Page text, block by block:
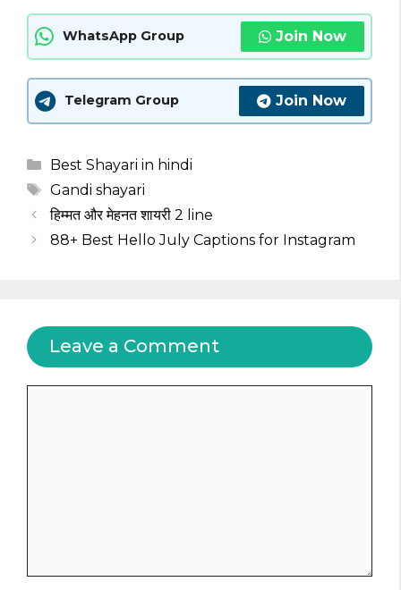
WhatsApp Group Join Now
Telegram Group Join Now
Categories
Best Shayari in hindi
Tags
Gandi shayari
हिम्मत और मेहनत शायरी 2 line
88+ Best Hello July Captions for Instagram
Leave a Comment